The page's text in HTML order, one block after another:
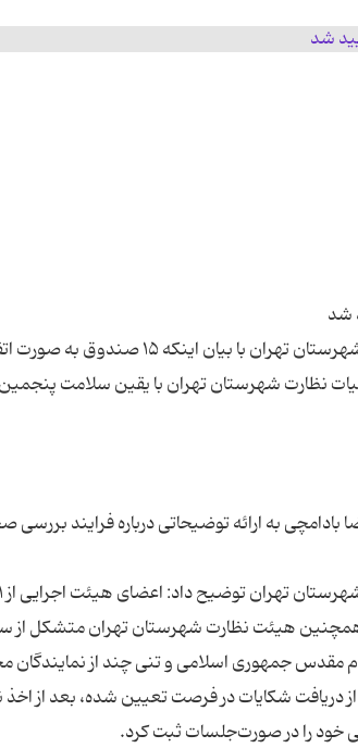
رئیس هیات نظارت بر انتخابات شورای
نظارت شهرستان تهران با یقین سلامت پنجمین
بادامچی به ارائه توضیحاتی درباره فرایند
هیئت نظارت شهرستان تهران متشکل از
مقدس جمهوری اسلامی و تنی چند از
شکایات در فرصت تعیین شده، بعد از اخذ